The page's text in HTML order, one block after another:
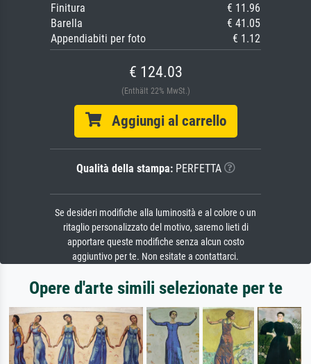
Finitura
€ 11.96
Barella
€ 41.05
Appendiabiti per foto
€ 1.12
€ 124.03
(Enthält 22% MwSt.)
Aggiungi al carrello
Qualità della stampa:PERFETTA
Se desideri modifiche alla luminosità e al colore o un
ritaglio personalizzato del motivo, saremo lieti di
apportare queste modifiche senza alcun costo
aggiuntivo per te. Non esitate a contattarci.
Opere d'arte simili selezionate per te